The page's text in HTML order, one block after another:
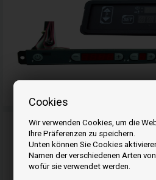
Cookies
Wir verwenden Cookies, um die
Ihre Präferenzen zu speichern.
Unten können Sie Cookies
Namen der verschiedenen Arten
wofür sie verwendet werden.